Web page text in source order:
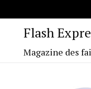
Flash
Magazine des